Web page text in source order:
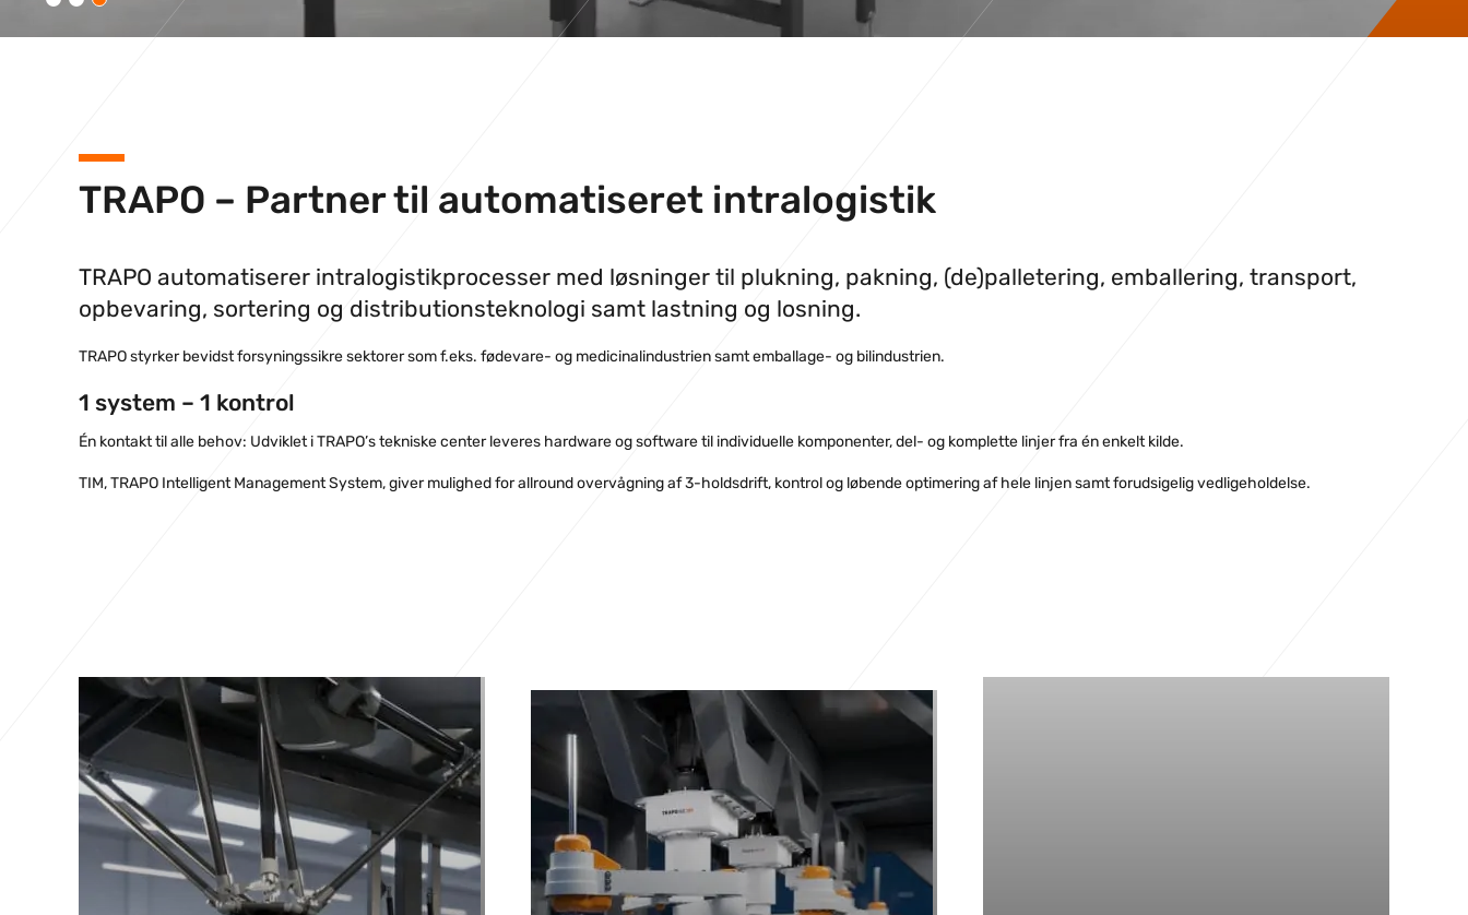
TRAPO – Partner til automatiseret intralogistik
TRAPO automatiserer intralogistikprocesser med løsninger til plukning, pakning, (de)palletering, emballering, transport,
opbevaring, sortering og distributionsteknologi samt lastning og losning.
TRAPO styrker bevidst forsyningssikre sektorer som f.eks. fødevare- og medicinalindustrien samt emballage- og bilindustrien.
1 system – 1 kontrol
Én kontakt til alle behov: Udviklet i TRAPO’s tekniske center leveres hardware og software til individuelle komponenter, del- og komplette linjer fra én enkelt kilde.
TIM, TRAPO Intelligent Management System, giver mulighed for allround overvågning af 3-holdsdrift, kontrol og løbende optimering af hele linjen samt forudsigelig vedligeholdelse.